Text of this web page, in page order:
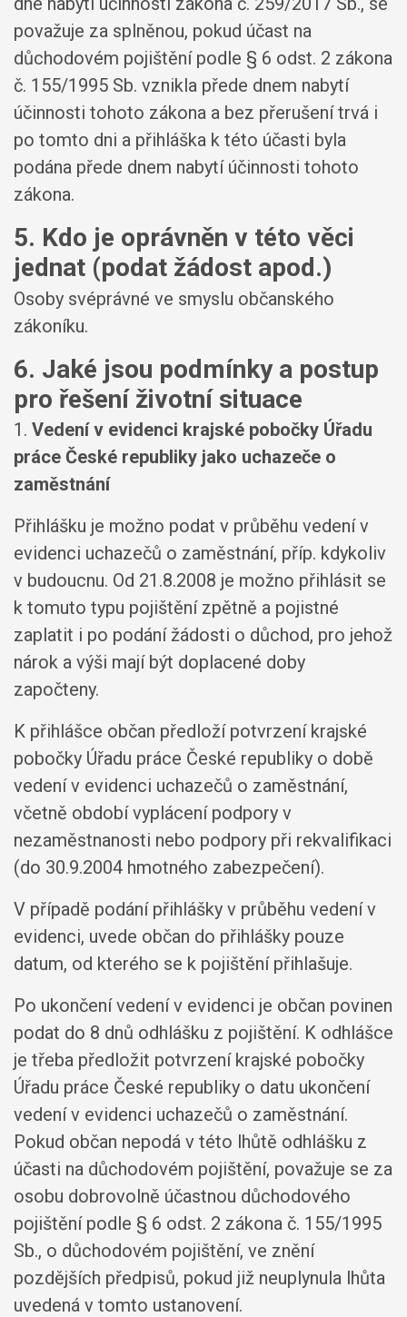
považuje za splněnou, pokud účast na
důchodovém pojištění podle § 6 odst. 2 zákona
č. 155/1995 Sb. vznikla přede dnem nabytí
účinnosti tohoto zákona a bez přerušení trvá i
po tomto dni a přihláška k této účasti byla
podána přede dnem nabytí účinnosti tohoto
zákona.
5. Kdo je oprávněn v této věci
jednat (podat žádost apod.)
Osoby svéprávné ve smyslu občanského
zákoníku.
6. Jaké jsou podmínky a postup
pro řešení životní situace
1. Vedení v evidenci krajské pobočky Úřadu
práce České republiky jako uchazeče o
zaměstnání
Přihlášku je možno podat v průběhu vedení v
evidenci uchazečů o zaměstnání, příp. kdykoliv
v budoucnu. Od 21.8.2008 je možno přihlásit se
k tomuto typu pojištění zpětně a pojistné
zaplatit i po podání žádosti o důchod, pro jehož
nárok a výši mají být doplacené doby
započteny.
K přihlášce občan předloží potvrzení krajské
pobočky Úřadu práce České republiky o době
vedení v evidenci uchazečů o zaměstnání,
včetně období vyplácení podpory v
nezaměstnanosti nebo podpory při rekvalifikaci
(do 30.9.2004 hmotného zabezpečení).
V případě podání přihlášky v průběhu vedení v
evidenci, uvede občan do přihlášky pouze
datum, od kterého se k pojištění přihlašuje.
Po ukončení vedení v evidenci je občan povinen
podat do 8 dnů odhlášku z pojištění. K odhlášce
je třeba předložit potvrzení krajské pobočky
Úřadu práce České republiky o datu ukončení
vedení v evidenci uchazečů o zaměstnání.
Pokud občan nepodá v této lhůtě odhlášku z
účasti na důchodovém pojištění, považuje se za
osobu dobrovolně účastnou důchodového
pojištění podle § 6 odst. 2 zákona č. 155/1995
Sb., o důchodovém pojištění, ve znění
pozdějších předpisů, pokud již neuplynula lhůta
uvedená v tomto ustanovení.